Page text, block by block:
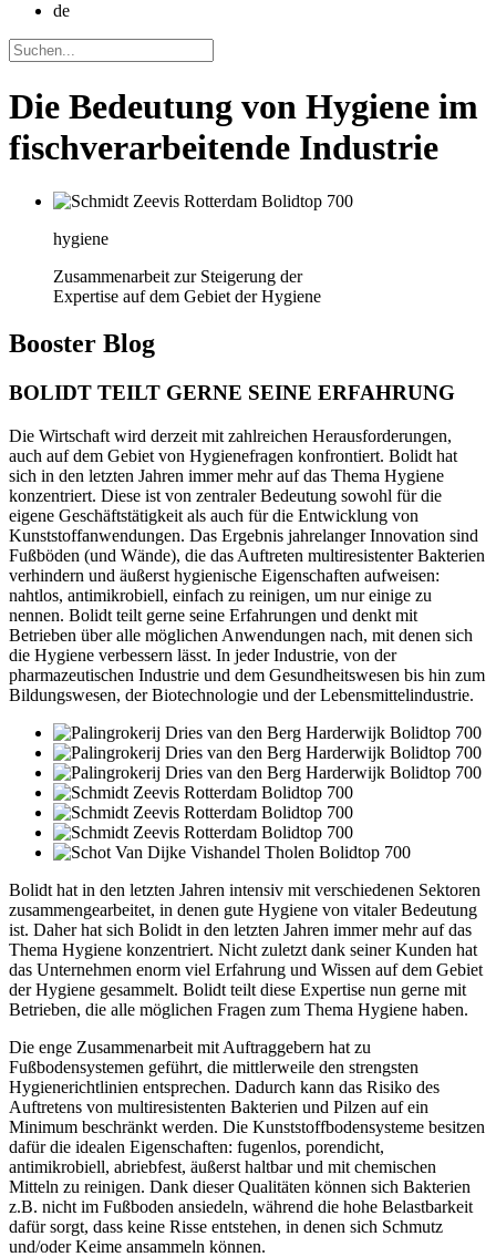
de
Die Bedeutung von Hygiene im
fischverarbeitende Industrie
hygiene
Zusammenarbeit zur Steigerung der
Expertise auf dem Gebiet der Hygiene
Booster Blog
BOLIDT TEILT GERNE SEINE ERFAHRUNG
Die Wirtschaft wird derzeit mit zahlreichen Herausforderungen,
auch auf dem Gebiet von Hygienefragen konfrontiert. Bolidt hat
sich in den letzten Jahren immer mehr auf das Thema Hygiene
konzentriert. Diese ist von zentraler Bedeutung sowohl für die
eigene Geschäftstätigkeit als auch für die Entwicklung von
Kunststoffanwendungen. Das Ergebnis jahrelanger Innovation sind
Fußböden (und Wände), die das Auftreten multiresistenter Bakterien
verhindern und äußerst hygienische Eigenschaften aufweisen:
nahtlos, antimikrobiell, einfach zu reinigen, um nur einige zu
nennen. Bolidt teilt gerne seine Erfahrungen und denkt mit
Betrieben über alle möglichen Anwendungen nach, mit denen sich
die Hygiene verbessern lässt. In jeder Industrie, von der
pharmazeutischen Industrie und dem Gesundheitswesen bis hin zum
Bildungswesen, der Biotechnologie und der Lebensmittelindustrie.
Bolidt hat in den letzten Jahren intensiv mit verschiedenen Sektoren
zusammengearbeitet, in denen gute Hygiene von vitaler Bedeutung
ist. Daher hat sich Bolidt in den letzten Jahren immer mehr auf das
Thema Hygiene konzentriert. Nicht zuletzt dank seiner Kunden hat
das Unternehmen enorm viel Erfahrung und Wissen auf dem Gebiet
der Hygiene gesammelt. Bolidt teilt diese Expertise nun gerne mit
Betrieben, die alle möglichen Fragen zum Thema Hygiene haben.
Die enge Zusammenarbeit mit Auftraggebern hat zu
Fußbodensystemen geführt, die mittlerweile den strengsten
Hygienerichtlinien entsprechen. Dadurch kann das Risiko des
Auftretens von multiresistenten Bakterien und Pilzen auf ein
Minimum beschränkt werden. Die Kunststoffbodensysteme besitzen
dafür die idealen Eigenschaften: fugenlos, porendicht,
antimikrobiell, abriebfest, äußerst haltbar und mit chemischen
Mitteln zu reinigen. Dank dieser Qualitäten können sich Bakterien
z.B. nicht im Fußboden ansiedeln, während die hohe Belastbarkeit
dafür sorgt, dass keine Risse entstehen, in denen sich Schmutz
und/oder Keime ansammeln können.